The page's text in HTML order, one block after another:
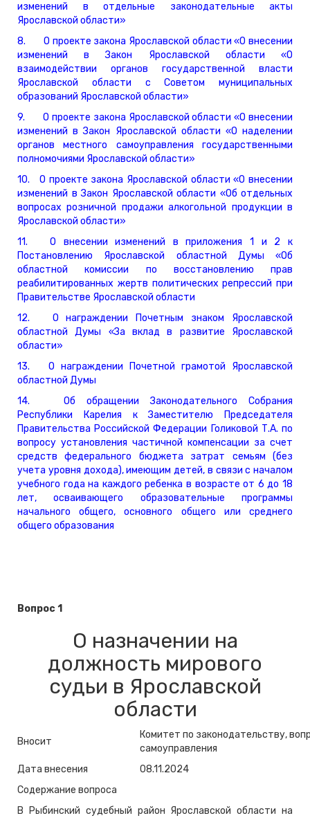
изменений в отдельные законодательные акты
Ярославской области»
8. О проекте закона Ярославской области «О внесении
изменений в Закон Ярославской области «О
взаимодействии органов государственной власти
Ярославской области с Советом муниципальных
образований Ярославской области»
9. О проекте закона Ярославской области «О внесении
изменений в Закон Ярославской области «О наделении
органов местного самоуправления государственными
полномочиями Ярославской области»
10. О проекте закона Ярославской области «О внесении
изменений в Закон Ярославской области «Об отдельных
вопросах розничной продажи алкогольной продукции в
Ярославской области»
11. О внесении изменений в приложения 1 и 2 к
Постановлению Ярославской областной Думы «Об
областной комиссии по восстановлению прав
реабилитированных жертв политических репрессий при
Правительстве Ярославской области
12. О награждении Почетным знаком Ярославской
областной Думы «За вклад в развитие Ярославской
области»
13. О награждении Почетной грамотой Ярославской
областной Думы
14. Об обращении Законодательного Собрания
Республики Карелия к Заместителю Председателя
Правительства Российской Федерации Голиковой Т.А. по
вопросу установления частичной компенсации за счет
средств федерального бюджета затрат семьям (без
учета уровня дохода), имеющим детей, в связи с началом
учебного года на каждого ребенка в возрасте от 6 до 18
лет, осваивающего образовательные программы
начального общего, основного общего или среднего
общего образования
Вопрос 1
О назначении на
должность мирового
судьи в Ярославской
области
Вносит
Комитет по законодательству,
самоуправления
Дата внесения
08.11.2024
Содержание вопроса
В Рыбинский судебный район Ярославской области на